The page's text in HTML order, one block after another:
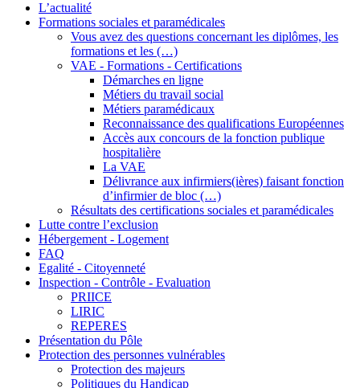
L’actualité
Formations sociales et paramédicales
Vous avez des questions concernant les diplômes, les
formations et les (…)
VAE - Formations - Certifications
Démarches en ligne
Métiers du travail social
Métiers paramédicaux
Reconnaissance des qualifications Européennes
Accès aux concours de la fonction publique
hospitalière
La VAE
Délivrance aux infirmiers(ières) faisant fonction
d’infirmier de bloc (…)
Résultats des certifications sociales et paramédicales
Lutte contre l’exclusion
Hébergement - Logement
FAQ
Egalité - Citoyenneté
Inspection - Contrôle - Evaluation
PRIICE
LIRIC
REPERES
Présentation du Pôle
Protection des personnes vulnérables
Protection des majeurs
Politiques du Handicap